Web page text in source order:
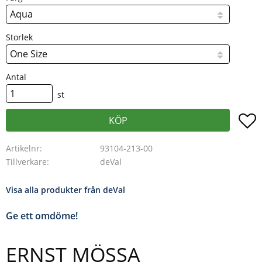
Storlek
Antal
st
KÖP
Artikelnr
93104-213-00
Tillverkare
deVal
Visa alla produkter från deVal
Ge ett omdöme!
ERNST MÖSSA